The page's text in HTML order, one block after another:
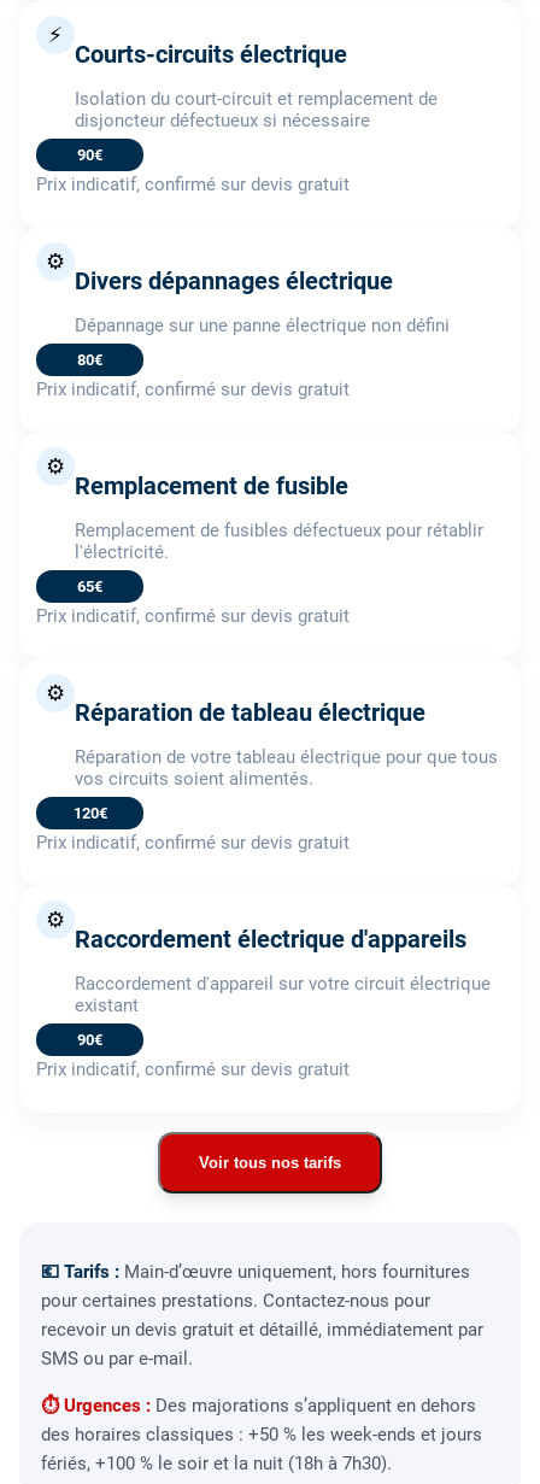
⚡
Courts-circuits électrique
Isolation du court-circuit et remplacement de
disjoncteur défectueux si nécessaire
90€
Prix indicatif, confirmé sur devis gratuit
⚙️
Divers dépannages électrique
Dépannage sur une panne électrique non défini
80€
Prix indicatif, confirmé sur devis gratuit
⚙️
Remplacement de fusible
Remplacement de fusibles défectueux pour rétablir
l'électricité.
65€
Prix indicatif, confirmé sur devis gratuit
⚙️
Réparation de tableau électrique
Réparation de votre tableau électrique pour que tous
vos circuits soient alimentés.
120€
Prix indicatif, confirmé sur devis gratuit
⚙️
Raccordement électrique d'appareils
Raccordement d'appareil sur votre circuit électrique
existant
90€
Prix indicatif, confirmé sur devis gratuit
Voir tous nos tarifs
💶 Tarifs : Main-d’œuvre uniquement, hors fournitures
pour certaines prestations. Contactez-nous pour
recevoir un devis gratuit et détaillé, immédiatement par
SMS ou par e-mail.
⏱ Urgences : Des majorations s’appliquent en dehors
des horaires classiques : +50 % les week-ends et jours
fériés, +100 % le soir et la nuit (18h à 7h30).